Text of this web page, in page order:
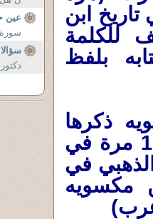
ابن
للكلمة
بلفظ
ذكرها
بلفظ (الأهواز) 200 مرة، وابن الجوزي 100 مرة في
الكامل 170 مرة والذهبي في
ابن مكسويه
عين